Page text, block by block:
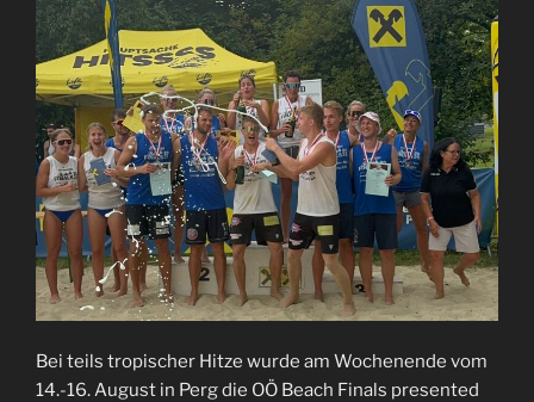
Bei teils tropischer Hitze wurde am Wochenende vom
14.-16. August in Perg die OÖ Beach Finals presented